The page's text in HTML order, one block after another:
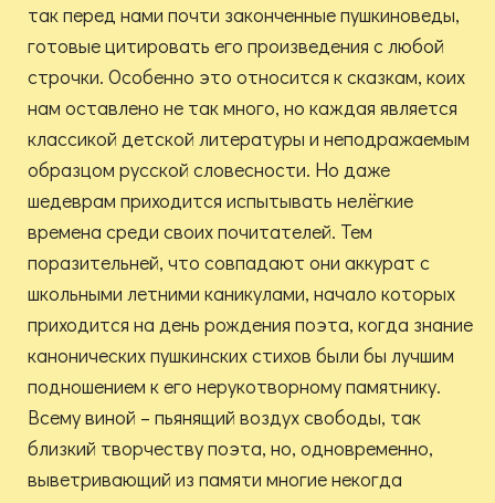
так перед нами почти законченные пушкиноведы,
готовые цитировать его произведения с любой
строчки. Особенно это относится к сказкам, коих
нам оставлено не так много, но каждая является
классикой детской литературы и неподражаемым
образцом русской словесности. Но даже
шедеврам приходится испытывать нелёгкие
времена среди своих почитателей. Тем
поразительней, что совпадают они аккурат с
школьными летними каникулами, начало которых
приходится на день рождения поэта, когда знание
канонических пушкинских стихов были бы лучшим
подношением к его нерукотворному памятнику.
Всему виной – пьянящий воздух свободы, так
близкий творчеству поэта, но, одновременно,
выветривающий из памяти многие некогда